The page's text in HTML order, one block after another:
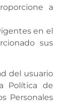
a
en el
sus
del usuario
Política de
Personales